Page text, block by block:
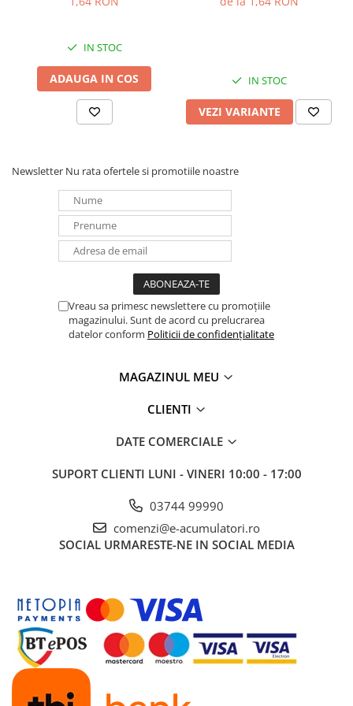
Surse UPS
UPS pentru centrale termice si
sisteme de urgenta - acumulator
UPS Trifazat
Stabilizatoare Tensiune
PDUs unitati de distributie a
energiei electrice
Cabinete baterii
Drumetii / Camping
Dulapuri pentru cablare
Sigurante
Laptop & PC accesorii, baterii,
cabluri USB, prelungitoare USB
Cablu de date si Adaptoare
Solutii solare portabile
Lichidare de stoc
IN STOC
ADAUGA IN COS IN STOC
VEZI VARIANTE
Newsletter Nu rata ofertele si promotiile noastre
Vreau sa primesc newslettere cu promoțiile
magazinului. Sunt de acord cu prelucrarea
datelor conform Politicii de confidențialitate
MAGAZINUL MEU
CLIENTI
DATE COMERCIALE
SUPORT CLIENTI LUNI - VINERI 10:00 - 17:00
03744 99990
comenzi@e-acumulatori.ro
SOCIAL URMARESTE-NE IN SOCIAL MEDIA